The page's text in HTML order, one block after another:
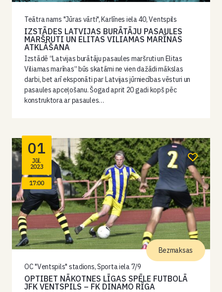
Teātra nams "Jūras vārti", Karlīnes iela 40, Ventspils
IZSTĀDES LATVIJAS BURĀTĀJU PASAULES
MARŠRUTI UN ELITAS VILIAMAS MARĪNAS
ATKLĀŠANA
Izstādē “Latvijas burātāju pasaules maršruti un Elitas
Viliamas marīnas” būs skatāmi ne vien dažādi mākslas
darbi, bet arī eksponāti par Latvijas jūrniecības vēsturi un
pasaules apceļošanu. Šogad aprit 20 gadi kopš pēc
konstruktora ar pasaules…
01
Jūl.
2023
17:00
OC "Ventspils" stadions, Sporta iela 7/9
OPTIBET NĀKOTNES LĪGAS SPĒLE FUTBOLĀ
JFK VENTSPILS – FK DINAMO RĪGA
Bezmaksas